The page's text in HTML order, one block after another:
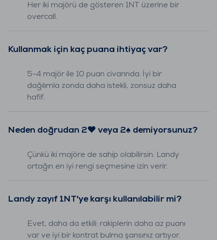
Her iki majörü de gösteren 1NT üzerine bir
overcall.
Kullanmak için kaç puana ihtiyaç var?
5-4 majör ile 10 puan civarında. İyi bir
dağılımla zonda daha istekli, zonsuz daha
hafif.
Neden doğrudan 2♥ veya 2♠ demiyorsunuz?
Çünkü iki majöre de sahip olabilirsin. Landy
ortağın en iyi rengi seçmesine izin verir.
Landy zayıf 1NT'ye karşı kullanılabilir mi?
Evet, daha da etkili: rakiplerin daha az puanı
var ve iyi bir kontrat bulma şansınız artıyor.